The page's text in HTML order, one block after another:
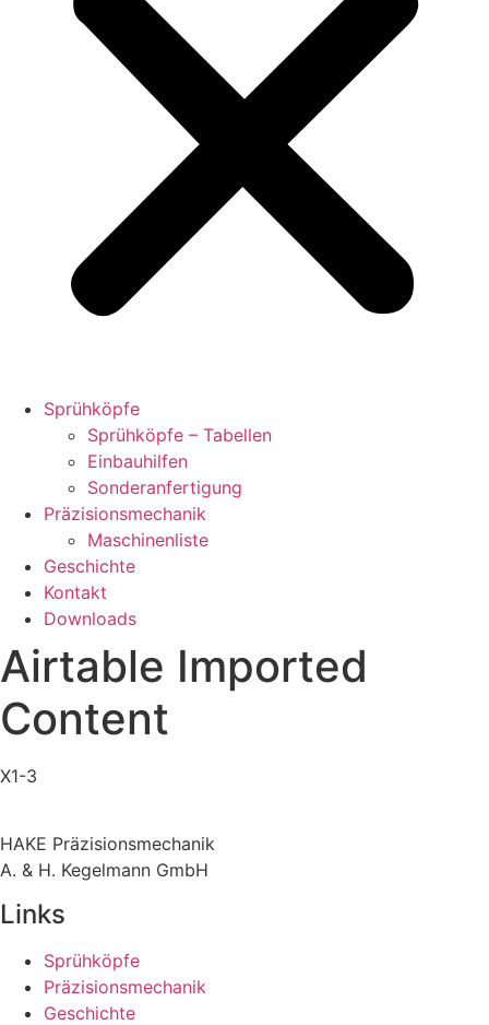
Sprühköpfe
Sprühköpfe – Tabellen
Einbauhilfen
Sonderanfertigung
Präzisionsmechanik
Maschinenliste
Geschichte
Kontakt
Downloads
Airtable Imported
Content
X1-3
HAKE Präzisionsmechanik
A. & H. Kegelmann GmbH
Links
Sprühköpfe
Präzisionsmechanik
Geschichte